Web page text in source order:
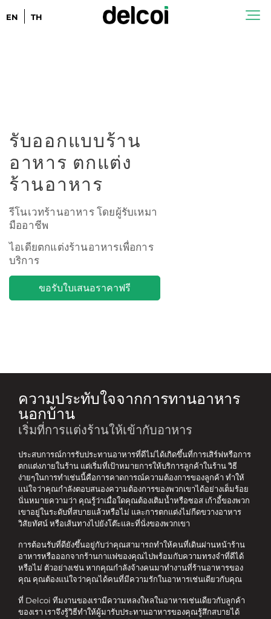
EN TH
รับออกแบบร้าน
อาหาร ตกแต่ง
ร้านอาหาร
รีโนเวทร้านอาหาร โดยผู้รับเหมา
มืออาชีพ
ไอเดียตกแต่งร้านอาหารเพื่อการ
บริการ
ขอรับใบเสนอราคาฟรี
ความประทับใจจากการทานอาหาร
นอกบ้าน
เริ่มที่การแต่งร้านให้เข้ากับอาหาร
ประสบการณ์การรับประทานอาหารที่ดีไม่ได้เกิดขึ้นที่การเสิร์ฟหรือการ
ตกแต่งภายในร้าน แต่เริ่มที่เป้าหมายการให้บริการลูกค้าในร้าน วิธี
ง่ายๆในการทำเช่นนี้คือการคาดการณ์ความต้องการของลูกค้า ทำให้
แน่ใจว่าคุณกำลังตอบสนองความต้องการของพวกเขาได้อย่างเต็มร้อย
นั่นหมายความว่า คุณรู้ว่าเมื่อใดคุณต้องเติมน้ำหรือซอส เก้าอี้ของพวก
เขาอยู่ในระดับที่สบายแล้วหรือไม่ และการตกแต่งไม่กีดขวางอาหาร
วิสัยทัศน์ หรือเส้นทางไปยังโต๊ะและที่นั่งของพวกเขา
การต้อนรับที่ดียังขึ้นอยู่กับว่าคุณสามารถทำให้คนที่เดินผ่านหน้าร้าน
อาหารหรือออกจากร้านกาแฟของคุณไปพร้อมกับความทรงจำที่ดีได้
หรือไม่ ตัวอย่างเช่น หากคุณกำลังจ้างคนมาทำงานที่ร้านอาหารของ
คุณ คุณต้องแน่ใจว่าคุณได้คนที่มีความรักในอาหารเช่นเดียวกับคุณ
ที่ Delcoi ทีมงานของเรามีความหลงใหลในอาหารเช่นเดียวกับลูกค้า
ของเรา เราจึงรู้วิธีทำให้ผู้มารับประทานอาหารของคุณรู้สึกสบายได้